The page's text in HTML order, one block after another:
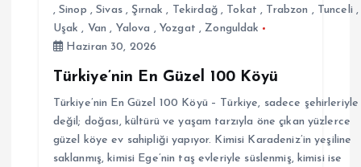
,Sinop ,Sivas, Şırnak , Tekirdağ, Tokat , Trabzon , Tunceli ,
Uşak , Van , Yalova , Yozgat ,Zonguldak
Haziran 30, 2026
Türkiye’nin En Güzel 100 Köyü
Türkiye’nin En Güzel 100 Köyü – Türkiye, sadece şehirleriyle
değil; doğası, kültürü ve yaşam tarzıyla öne çıkan yüzlerce
güzel köye ev sahipliği yapıyor. Kimisi Karadeniz’in yeşiline
saklanmış, kimisi Ege’nin taş evleriyle süslenmiş, kimisi ise